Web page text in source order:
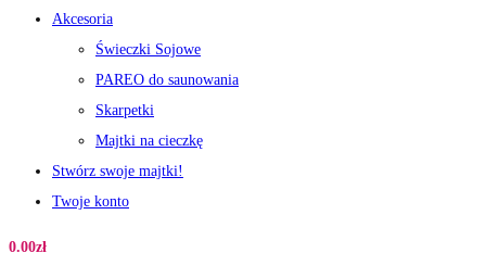
Akcesoria
Świeczki Sojowe
PAREO do saunowania
Skarpetki
Majtki na cieczkę
Stwórz swoje majtki!
Twoje konto
0.00zł